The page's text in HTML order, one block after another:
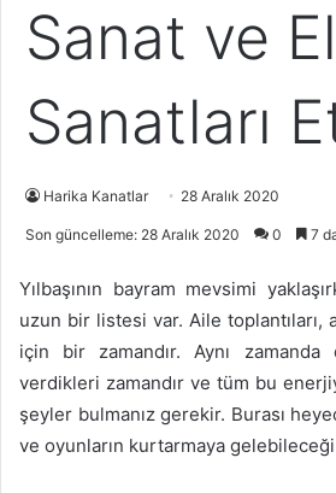
Sanat ve El
Sanatları
Harika Kanatlar 28 Aralık 2020
Son güncelleme: 28 Aralık 2020 0 7
Yılbaşının bayram mevsimi
uzun bir listesi var. Aile toplantıları,
için bir zamandır. Aynı zamanda
verdikleri zamandır ve tüm bu
şeyler bulmanız gerekir. Burası
ve oyunların kurtarmaya